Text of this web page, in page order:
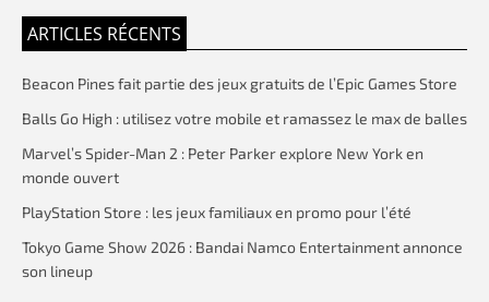
ARTICLES RÉCENTS
Beacon Pines fait partie des jeux gratuits de l’Epic Games Store
Balls Go High : utilisez votre mobile et ramassez le max de balles
Marvel’s Spider-Man 2 : Peter Parker explore New York en
monde ouvert
PlayStation Store : les jeux familiaux en promo pour l’été
Tokyo Game Show 2026 : Bandai Namco Entertainment annonce
son lineup